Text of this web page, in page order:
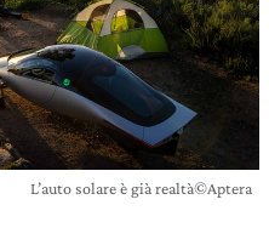
L’auto solare è già realtà©Aptera